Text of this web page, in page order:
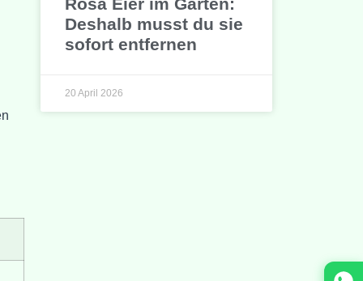
Deshalb musst du sie
sofort entfernen
20 April 2026